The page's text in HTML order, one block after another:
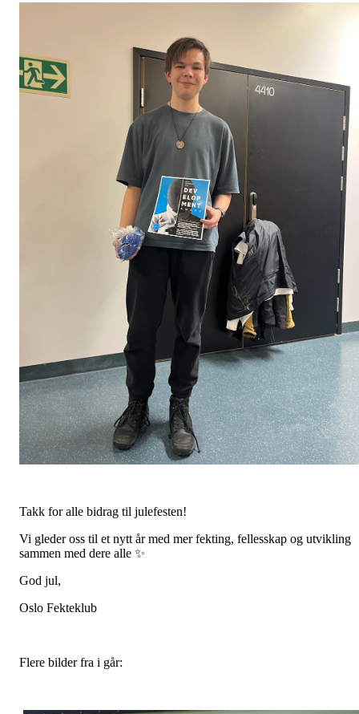
Takk for alle bidrag til julefesten!
Vi gleder oss til et nytt år med mer fekting, fellesskap og utvikling
sammen med dere alle ✨
God jul,
Oslo Fekteklub
Flere bilder fra i går: